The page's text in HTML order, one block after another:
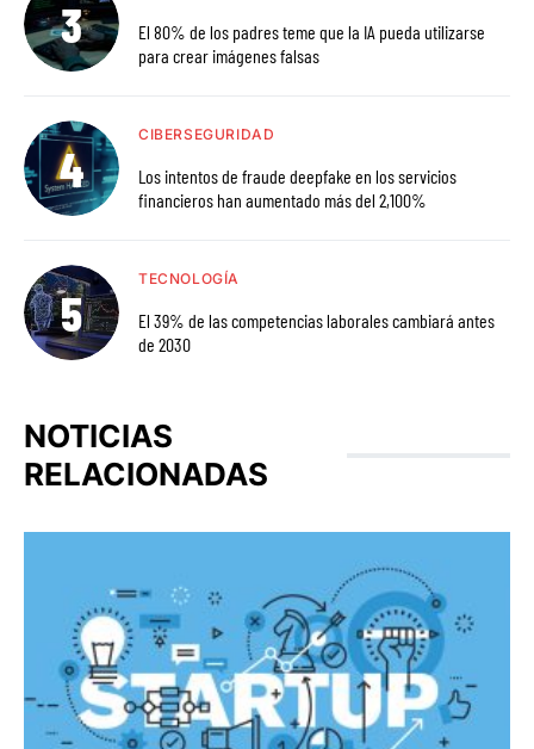
El 80% de los padres teme que la IA pueda utilizarse
para crear imágenes falsas
CIBERSEGURIDAD
Los intentos de fraude deepfake en los servicios
financieros han aumentado más del 2,100%
TECNOLOGÍA
El 39% de las competencias laborales cambiará antes
de 2030
NOTICIAS
RELACIONADAS